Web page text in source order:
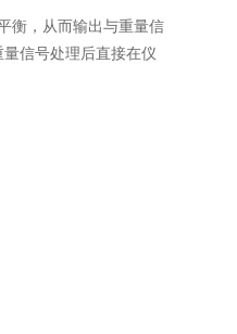
衡，从而输出与重量信
信号处理后直接在仪